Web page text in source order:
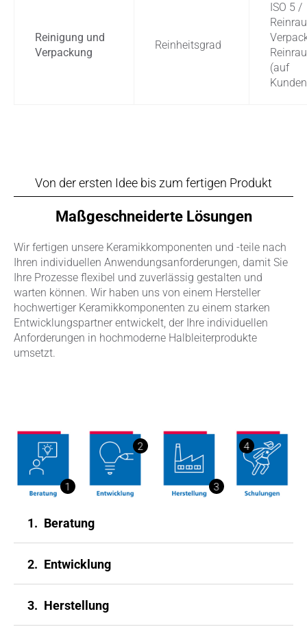
Reinigung und
Verpackung
Reinheitsgrad
ISO 5 /
(auf
Von der ersten Idee bis zum fertigen Produkt
Maßgeschneiderte Lösungen
Wir fertigen unsere Keramikkomponenten und -teile nach
Ihren individuellen Anwendungsanforderungen, damit Sie
Ihre Prozesse flexibel und zuverlässig gestalten und
warten können. Wir haben uns von einem Hersteller
hochwertiger Keramikkomponenten zu einem starken
Entwicklungspartner entwickelt, der Ihre individuellen
Anforderungen in hochmoderne Halbleiterprodukte
umsetzt.
1
2
3
4
1. Beratung
2. Entwicklung
3. Herstellung